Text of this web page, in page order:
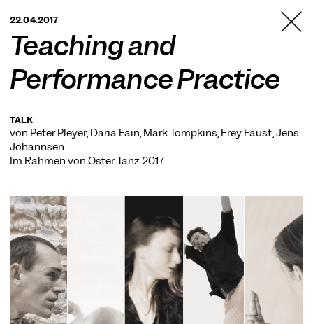
BERLIN
22.04.2017
Teaching and
Performance Practice
TALK
von Peter Pleyer, Daria Faïn, Mark Tompkins, Frey Faust, Jens
Johannsen
Im Rahmen von Oster Tanz 2017